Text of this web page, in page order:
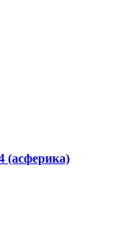
(асферика)